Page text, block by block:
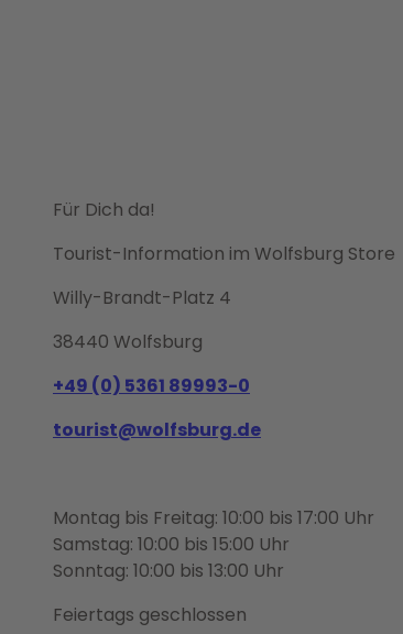
Für Dich da!
Tourist-Information im Wolfsburg Store
Willy-Brandt-Platz 4
38440 Wolfsburg
+49 (0) 5361 89993-0
tourist@wolfsburg.de
Montag bis Freitag: 10:00 bis 17:00 Uhr
Samstag: 10:00 bis 15:00 Uhr
Sonntag: 10:00 bis 13:00 Uhr
Feiertags geschlossen